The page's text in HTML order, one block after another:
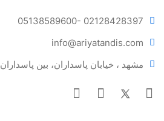
05138589600- 02128428397
info@ariyatandis.com
مشهد ، خیابان پاسداران، بین پاسداران ۴ و ۶، ساختمان ۸۸